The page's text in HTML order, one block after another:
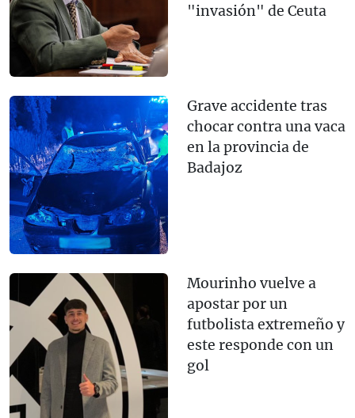
"invasión" de Ceuta
Grave accidente tras
chocar contra una vaca
en la provincia de
Badajoz
Mourinho vuelve a
apostar por un
futbolista extremeño y
este responde con un
gol